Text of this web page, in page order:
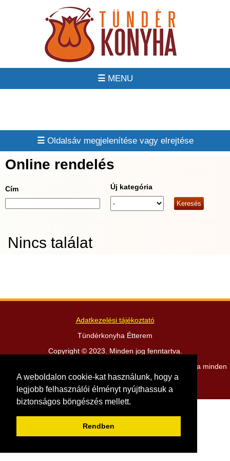
A weboldalon cookie-kat használunk, hogy a
legjobb felhasználói élményt nyújthassuk a
biztonságos böngészés mellett.
Rendben
☰
☰
Online rendelés
Cím Új kategória
Nincs találat
Adatkezelési tájékoztató
Tündérkonyha Étterem
Copyright © 2023. Minden jog fenntartva.
- Nyitva minden
nap: 10:00 - 22:00
https://visualstation.hu